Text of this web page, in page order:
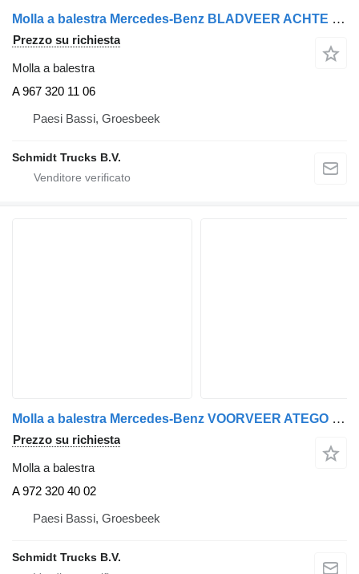
Molla a balestra Mercedes-Benz BLADVEER ACHTE 2'BLADS ATEGO EURO 6 A 967 320 11 06 per camion
Prezzo su richiesta
Molla a balestra
A 967 320 11 06
Paesi Bassi, Groesbeek
Schmidt Trucks B.V.
Molla a balestra Mercedes-Benz VOORVEER ATEGO 918 EURO 6 A 972 320 40 02 per camion
Prezzo su richiesta
Molla a balestra
A 972 320 40 02
Paesi Bassi, Groesbeek
Schmidt Trucks B.V.